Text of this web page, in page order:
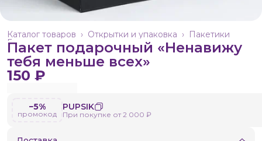
Пакетики
Открытки и упаковка ›
Каталог товаров ›
Главная ›
Пакет подарочный «Ненавижу
тебя меньше всех»
150 ₽
−5%
промокод
PUPSIK
При покупке от 2 000 ₽